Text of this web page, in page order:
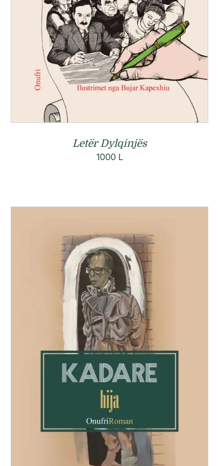
Letër Dylqinjës
1000 L